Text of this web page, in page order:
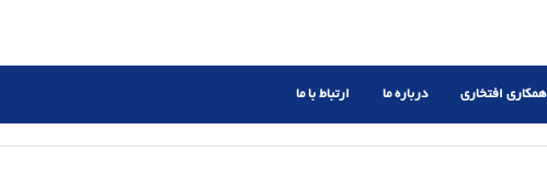
همکاری افتخاری درباره ما ارتباط با ما